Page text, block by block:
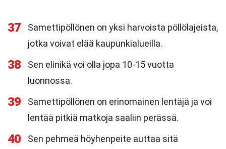
37
Samettipöllönen on yksi harvoista pöllölajeista,
jotka voivat elää kaupunkialueilla.
38
Sen elinikä voi olla jopa 10-15 vuotta
luonnossa.
39
Samettipöllönen on erinomainen lentäjä ja voi
lentää pitkiä matkoja saaliin perässä.
40
Sen pehmeä höyhenpeite auttaa sitä